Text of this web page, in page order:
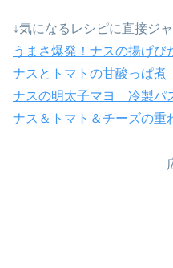
↓気になるレシピに直接ジ
うまさ爆発！ナスの揚げび
ナスとトマトの甘酸っぱ煮
ナスの明太子マヨ 冷製パ
ナス＆トマト＆チーズの重